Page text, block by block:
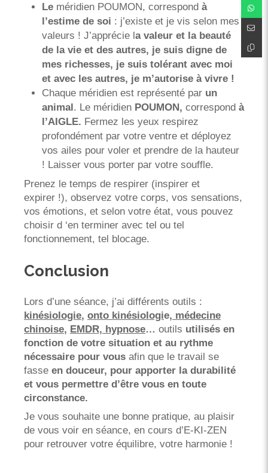
Le méridien POUMON, correspond à
l’estime de soi : j’existe et je vis selon mes
valeurs ! J’apprécie la valeur et la beauté
de la vie et des autres, je suis digne de
mes richesses, je suis tolérant avec moi
et avec les autres, je m’autorise à vivre !
Chaque méridien est représenté par un
animal. Le méridien POUMON, correspond à
l’AIGLE. Fermez les yeux respirez
profondément par votre ventre et déployez
vos ailes pour voler et prendre de la hauteur
! Laisser vous porter par votre souffle.
Prenez le temps de respirer (inspirer et
expirer !), observez votre corps, vos sensations,
vos émotions, et selon votre état, vous pouvez
choisir d ‘en terminer avec tel ou tel
fonctionnement, tel blocage.
Conclusion
Lors d’une séance, j’ai différents outils :
kinésiologie, onto kinésiologie, médecine
chinoise, EMDR, hypnose… outils utilisés en
fonction de votre situation et au rythme
nécessaire pour vous afin que le travail se
fasse en douceur, pour apporter la durabilité
et vous permettre d’être vous en toute
circonstance.
Je vous souhaite une bonne pratique, au plaisir
de vous voir en séance, en cours d’E-KI-ZEN
pour retrouver votre équilibre, votre harmonie !